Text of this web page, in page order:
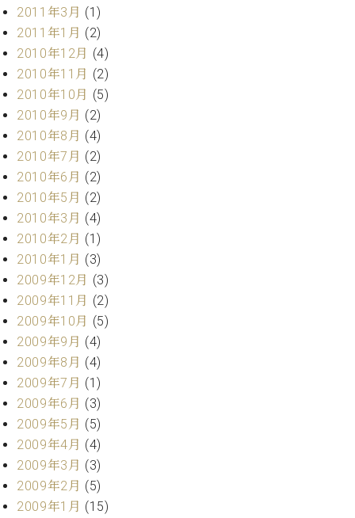
2011年3月 (1)
2011年1月 (2)
2010年12月 (4)
2010年11月 (2)
2010年10月 (5)
2010年9月 (2)
2010年8月 (4)
2010年7月 (2)
2010年6月 (2)
2010年5月 (2)
2010年3月 (4)
2010年2月 (1)
2010年1月 (3)
2009年12月 (3)
2009年11月 (2)
2009年10月 (5)
2009年9月 (4)
2009年8月 (4)
2009年7月 (1)
2009年6月 (3)
2009年5月 (5)
2009年4月 (4)
2009年3月 (3)
2009年2月 (5)
2009年1月 (15)